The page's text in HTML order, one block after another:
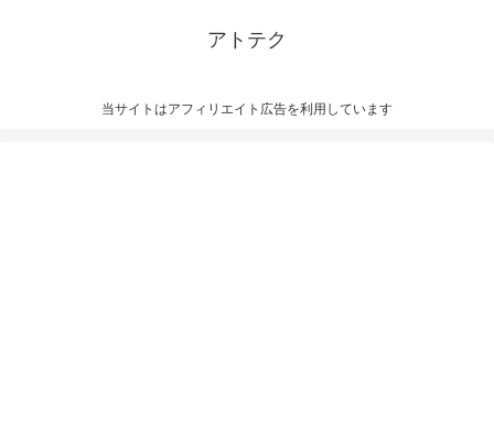
アトテク
当サイトはアフィリエイト広告を利用しています